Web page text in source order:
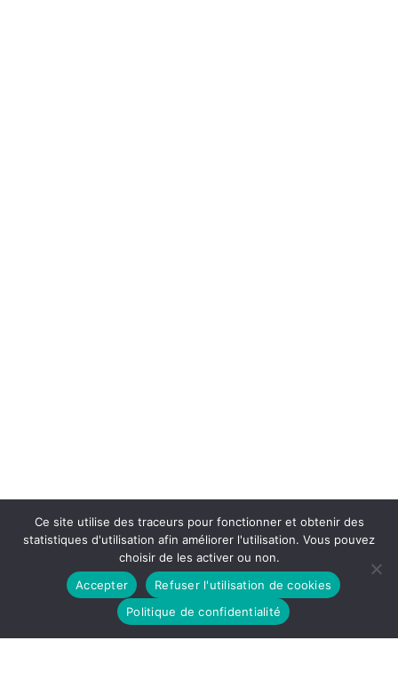
Ce site utilise des traceurs pour fonctionner et obtenir des
statistiques d'utilisation afin améliorer l'utilisation. Vous pouvez
choisir de les activer ou non.
Accepter
Refuser l'utilisation de cookies
Politique de confidentialité